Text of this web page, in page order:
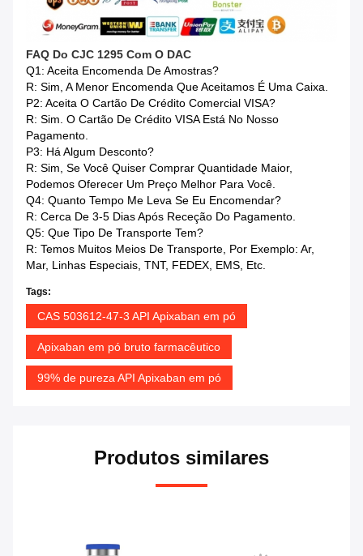
FAQ Do CJC 1295 Com O DAC
Q1: Aceita Encomenda De Amostras?
R: Sim, A Menor Encomenda Que Aceitamos É Uma Caixa.
P2: Aceita O Cartão De Crédito Comercial VISA?
R: Sim. O Cartão De Crédito VISA Está No Nosso
Pagamento.
P3: Há Algum Desconto?
R: Sim, Se Você Quiser Comprar Quantidade Maior,
Podemos Oferecer Um Preço Melhor Para Você.
Q4: Quanto Tempo Me Leva Se Eu Encomendar?
R: Cerca De 3-5 Dias Após Receção Do Pagamento.
Q5: Que Tipo De Transporte Tem?
R: Temos Muitos Meios De Transporte, Por Exemplo: Ar,
Mar, Linhas Especiais, TNT, FEDEX, EMS, Etc.
Tags:
CAS 503612-47-3 API Apixaban em pó
Apixaban em pó bruto farmacêutico
99% de pureza API Apixaban em pó
Produtos similares